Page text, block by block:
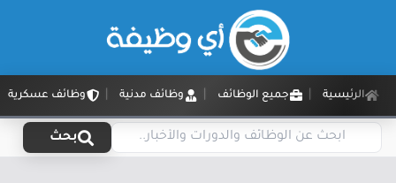
الرئيسية جميع الوظائف وظائف مدنية وظائف عسكرية
بحث